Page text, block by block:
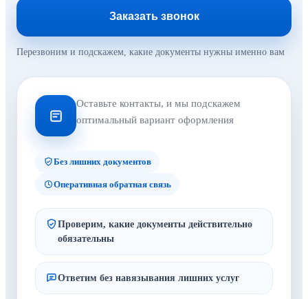
Заказать звонок
Перезвоним и подскажем, какие документы нужны именно вам
Оставьте контакты, и мы подскажем
оптимальный вариант оформления
Без лишних документов
Оперативная обратная связь
Проверим, какие документы действительно
обязательны
Ответим без навязывания лишних услуг